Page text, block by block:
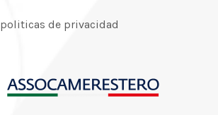
politicas de privacidad